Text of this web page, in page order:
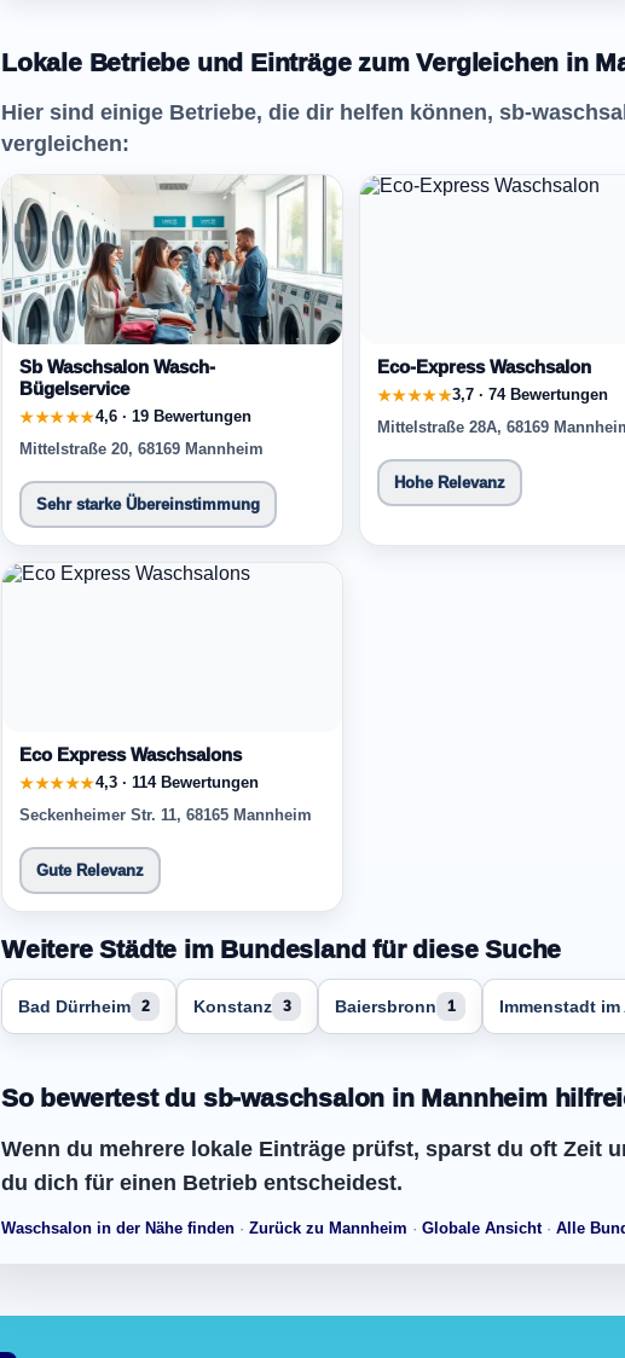
Lokale Betriebe und Einträge zum Vergleichen in
Hier sind einige Betriebe, die dir helfen können, sb-
vergleichen:
Sb Waschsalon Wasch-
Bügelservice
★★★★★4,6 · 19 Bewertungen
Mittelstraße 20, 68169 Mannheim
Sehr starke Übereinstimmung
Eco-Express Waschsalon
★★★★★3,7 · 74 Bewertungen
Mittelstraße 28A, 68169
Hohe Relevanz
Eco Express Waschsalons
★★★★★4,3 · 114 Bewertungen
Seckenheimer Str. 11, 68165 Mannheim
Gute Relevanz
Weitere Städte im Bundesland für diese Suche
Bad Dürrheim 2 Konstanz 3 Baiersbronn 1 Immenstadt im
So bewertest du sb-waschsalon in Mannheim
Wenn du mehrere lokale Einträge prüfst, sparst du oft Zeit
du dich für einen Betrieb entscheidest.
Waschsalon in der Nähe finden · Zurück zu Mannheim · Globale Ansicht· Alle